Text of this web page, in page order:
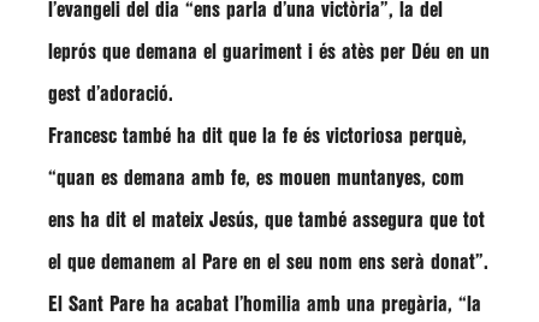
l’evangeli del dia “ens parla d’una victòria”, la del
leprós que demana el guariment i és atès per Déu en un
gest d’adoració.
Francesc també ha dit que la fe és victoriosa perquè,
“quan es demana amb fe, es mouen muntanyes, com
ens ha dit el mateix Jesús, que també assegura que tot
el que demanem al Pare en el seu nom ens serà donat”.
El Sant Pare ha acabat l’homilia amb una pregària, “la